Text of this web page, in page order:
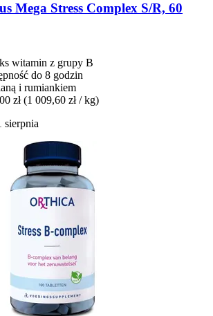
Mega Stress Complex S/R, 60
witamin z grupy B
do 8 godzin
i rumiankiem
zł (1 009,60 zł / kg)
sierpnia